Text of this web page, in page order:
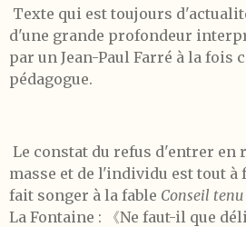
Texte qui est toujours
d'une grande profondeur
par un Jean-Paul Farré à la fois
pédagogue.
Le constat du refus d'entrer en
masse et de l'individu est tout
fait songer à la fable Conseil
La Fontaine : 《Ne faut-il que